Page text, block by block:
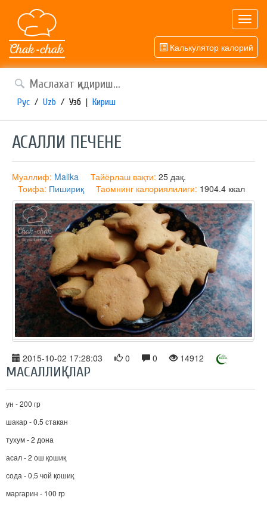
Калькулятор калорий
Рус / Uzb / Узб | Кириш
АСАЛЛИ ПЕЧЕНЕ
Муаллиф: Malika Тайёрлаш вақти: 25 дақ.
Тоифа: Пишириқ Таомнинг калориялилиги: 1904.4 ккал
2015-10-02 17:28:03 0 0 14912
МАСАЛЛИҚЛАР
ун - 200 гр
шакар - 0.5 стакан
тухум - 2 дона
асал - 2 ош қошиқ
сода - 0,5 чой қошиқ
маргарин - 100 гр